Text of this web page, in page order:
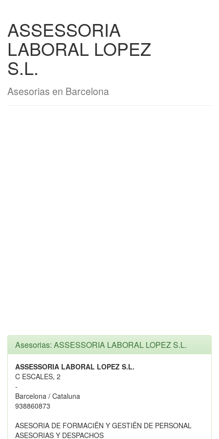
ASSESSORIA
LABORAL LOPEZ
S.L.
Asesorias en Barcelona
Asesorias: ASSESSORIA LABORAL LOPEZ S.L.
ASSESSORIA LABORAL LOPEZ S.L.
C ESCALES, 2
-
Barcelona / Cataluna
938860873
ASESORIA DE FORMACIËN Y GESTIËN DE PERSONAL
ASESORIAS Y DESPACHOS